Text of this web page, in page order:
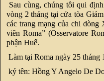
Sau cùng, chúng tôi qui
vòng 2 tháng tại cửa tòa
các trang mạng của chi dòng
viên Roma” (Osservatore
phận Huế.
Làm tại Roma ngày 25 tháng
ký tên: Hồng Y Angelo De